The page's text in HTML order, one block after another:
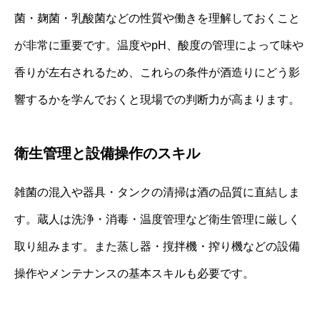
菌・麹菌・乳酸菌などの性質や働きを理解しておくこと
が非常に重要です。温度やpH、酸度の管理によって味や
香りが左右されるため、これらの条件が酒造りにどう影
響するかを学んでおくと現場での判断力が高まります。
衛生管理と設備操作のスキル
雑菌の混入や器具・タンクの清掃は酒の品質に直結しま
す。蔵人は洗浄・消毒・温度管理など衛生管理に厳しく
取り組みます。また蒸し器・撹拌機・搾り機などの設備
操作やメンテナンスの基本スキルも必要です。